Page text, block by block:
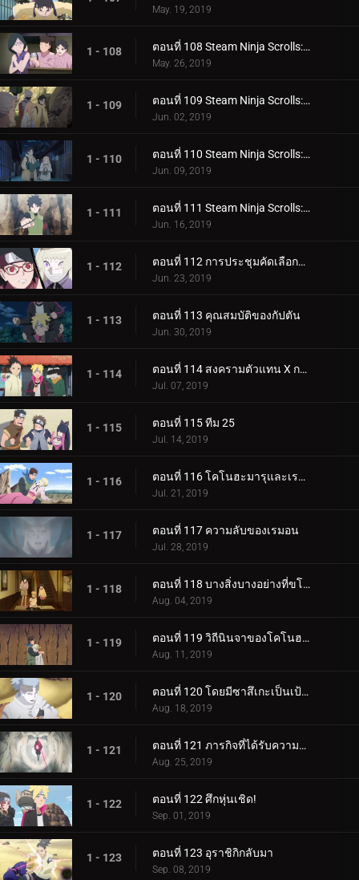
May. 19, 2019
1 - 108 ตอนที่ 108 Steam Ninja Scrolls: โรงแรมผีสิง!
May. 26, 2019
1 - 109 ตอนที่ 109 Steam Ninja Scrolls: มันฝรั่งแผ่นทอดและก้อนหินยักษ์!
Jun. 02, 2019
1 - 110 ตอนที่ 110 Steam Ninja Scrolls: น้ำพุร้อนฟื้นคืนชีพ!
Jun. 09, 2019
1 - 111 ตอนที่ 111 Steam Ninja Scrolls: ราชาแห่งมิไร!
Jun. 16, 2019
1 - 112 ตอนที่ 112 การประชุมคัดเลือกจูนิน
Jun. 23, 2019
1 - 113 ตอนที่ 113 คุณสมบัติของกัปตัน
Jun. 30, 2019
1 - 114 ตอนที่ 114 สงครามตัวแทน X การ์ด!
Jul. 07, 2019
1 - 115 ตอนที่ 115 ทีม 25
Jul. 14, 2019
1 - 116 ตอนที่ 116 โคโนฮะมารุและเรมอน
Jul. 21, 2019
1 - 117 ตอนที่ 117 ความลับของเรมอน
Jul. 28, 2019
1 - 118 ตอนที่ 118 บางสิ่งบางอย่างที่ขโมยความทรงจำ
Aug. 04, 2019
1 - 119 ตอนที่ 119 วิถีนินจาของโคโนฮะมารุ
Aug. 11, 2019
1 - 120 ตอนที่ 120 โดยมีซาสึเกะเป็นเป้าหมาย
Aug. 18, 2019
1 - 121 ตอนที่ 121 ภารกิจที่ได้รับความไว้วางใจ: ปกป้อง One Tails!
Aug. 25, 2019
1 - 122 ตอนที่ 122 ศึกหุ่นเชิด!
Sep. 01, 2019
1 - 123 ตอนที่ 123 อุราชิกิกลับมา
Sep. 08, 2019